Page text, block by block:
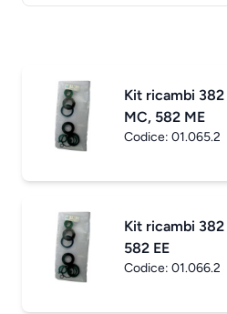
Kit ricambi
MC, 582 ME
Codice: 01.065.2
Kit ricambi 382
582 EE
Codice: 01.066.2